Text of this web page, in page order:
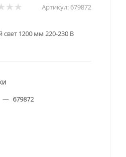
Артикул: 679872
свет 1200 мм 220-230 В
— 679872